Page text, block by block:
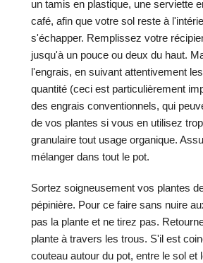
un tamis en plastique, une serviette
café, afin que votre sol reste à
s'échapper. Remplissez votre
jusqu'à un pouce ou deux du haut.
l'engrais, en suivant attentivement
quantité (ceci est particulièrement
des engrais conventionnels, qui
de vos plantes si vous en utilisez
granulaire tout usage organique.
mélanger dans tout le pot.
Sortez soigneusement vos plantes
pépinière. Pour ce faire sans nuire
pas la plante et ne tirez pas.
plante à travers les trous. S'il est
couteau autour du pot, entre le sol et